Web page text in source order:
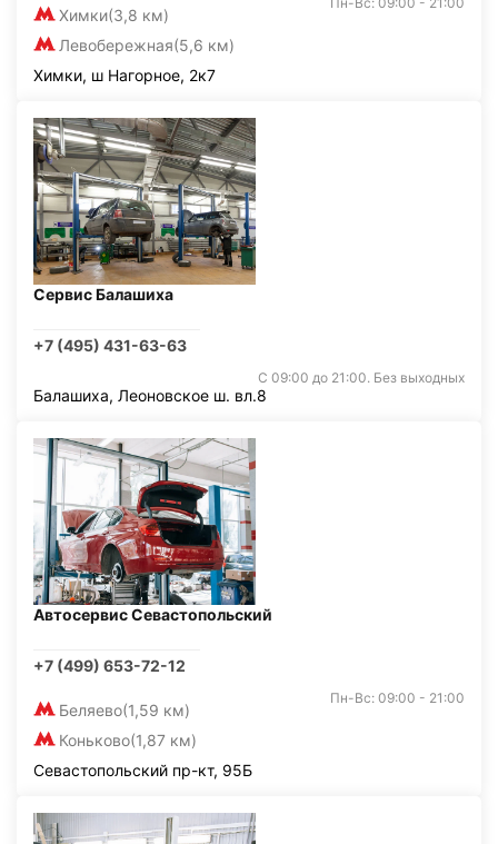
Химки(3,8 км)
Левобережная(5,6 км)
Химки, ш Нагорное, 2к7
Сервис Балашиха
+7 (495) 431-63-63
С 09:00 до 21:00. Без выходных
Балашиха, Леоновское ш. вл.8
Автосервис Севастопольский
+7 (499) 653-72-12
Беляево(1,59 км)
Коньково(1,87 км)
Пн-Вс: 09:00 - 21:00
Севастопольский пр-кт, 95Б